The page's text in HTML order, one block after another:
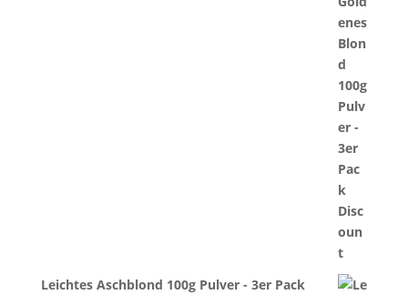
Leichtes Aschblond 100g Pulver - 3er Pack